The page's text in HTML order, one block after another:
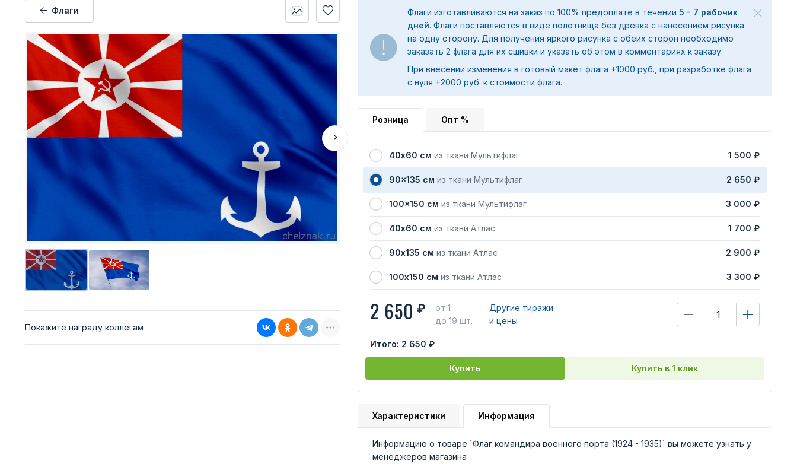
Флаги
Покажите награду коллегам
Флаги изготавливаются на заказ по 100% предоплате в течении 5 - 7 рабочих
дней. Флаги поставляются в виде полотнища без древка с нанесением рисунка
на одну сторону. Для получения яркого рисунка с обеих сторон необходимо
заказать 2 флага для их сшивки и указать об этом в комментариях к заказу.
При внесении изменения в готовый макет флага +1000 руб., при разработке флага
с нуля +2000 руб. к стоимости флага.
Розница Опт %
40х60 см из ткани Мультифлаг 1 500 ₽
90x135 см из ткани Мультифлаг 2 650 ₽
100x150 см из ткани Мультифлаг 3 000 ₽
40х60 см из ткани Атлас 1 700 ₽
90х135 см из ткани Атлас 2 900 ₽
100х150 см из ткани Атлас 3 300 ₽
2 650 ₽
от 1
до 19 шт.
Другие тиражи
и цены
Итого: 2 650 ₽
Купить Купить в 1 клик
Характеристики Информация
Информацию о товаре `Флаг командира военного порта (1924 - 1935)` вы можете узнать у
менеджеров магазина